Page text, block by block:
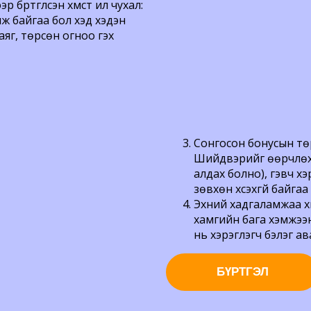
хүмүүст илүү чухал:
байгаа бол хэд хэдэн
төрсөн огноо гэх
Сонгосон бонусын
Шийдвэрийг өөрчлөх
алдах болно), гэвч
зөвхөн хүсэхгүй
Эхний хадгаламжаа
хамгийн бага
нь хэрэглэгч бэлэг
БҮРТГЭЛ